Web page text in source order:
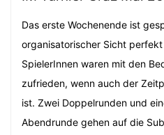
Das erste Wochenende ist
organisatorischer Sicht
SpielerInnen waren mit den
zufrieden, wenn auch der
ist. Zwei Doppelrunden und
Abendrunde gehen auf die